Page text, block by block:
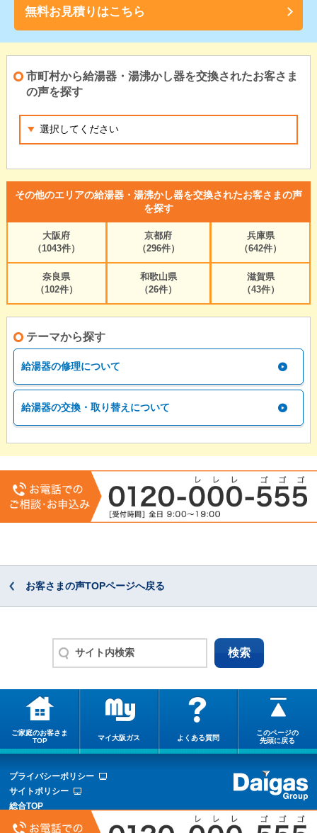
無料お見積りはこちら
市町村から給湯器・湯沸かし器を交換されたお客さま
の声を探す
その他のエリアの給湯器・湯沸かし器を交換されたお客さまの声
を探す
大阪府
（1043件）
京都府
（296件）
兵庫県
（642件）
奈良県
（102件）
和歌山県
（26件）
滋賀県
（43件）
テーマから探す
給湯器の修理について
給湯器の交換・取り替えについて
お客さまの声TOPページへ戻る
ご家庭のお客さま
TOP
マイ大阪ガス よくある質問
このページの
先頭に戻る
プライバシーポリシー
サイトポリシー
総合TOP
サイトマップ